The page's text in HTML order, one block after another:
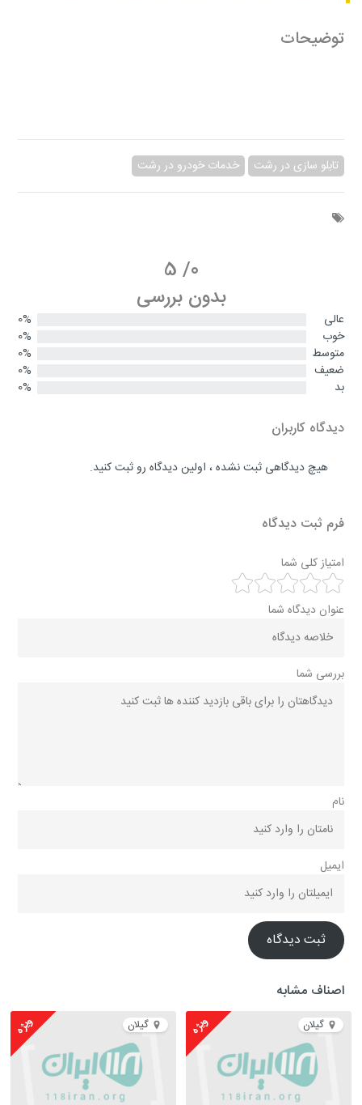
توضیحات
تابلو سازی در رشت خدمات خودرو در رشت
0
/
5
بدون بررسی
عالی
0%
خوب
0%
متوسط
0%
ضعیف
0%
بد
0%
دیدگاه کاربران
هیچ دیدگاهی ثبت نشده ، اولین دیدگاه رو ثبت کنید.
فرم ثبت دیدگاه
امتیاز کلی شما
عنوان دیدگاه شما
بررسی شما
نام
ایمیل
ثبت دیدگاه
اصناف مشابه
گیلان ویژه گیلان ویژه